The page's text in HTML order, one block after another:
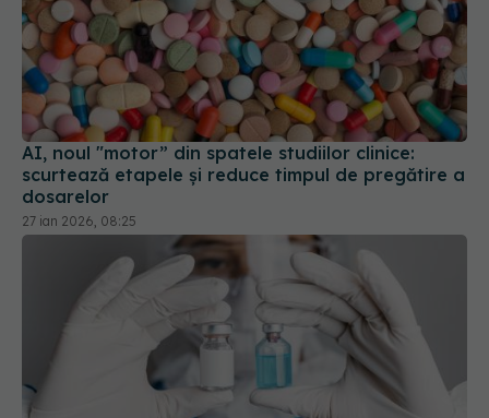
AI, noul "motor” din spatele studiilor clinice:
scurtează etapele și reduce timpul de pregătire a
dosarelor
27 ian 2026, 08:25